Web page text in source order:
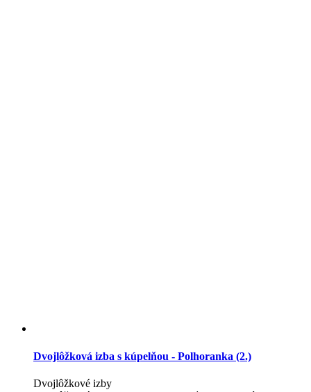
Dvojlôžková izba s kúpelňou - Polhoranka (2.)
Dvojlôžkové izby